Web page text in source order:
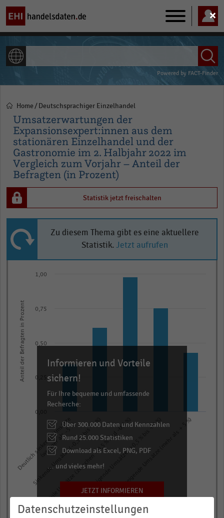
Main
navigation
Powered by FACT-Finder
Pfadnavigation
Home Deutschsprachiger Einzelhandel
Umsatzerwartungen der
Expansionsexpert:innen aus dem
stationären Einzelhandel und der
Gastronomie im 2. Halbjahr 2022 im
Vergleich zum Vorjahr – Anteil der
Befragten (in Prozent)
Statistik jetzt freischalten
Zu diesem Thema gibt es eine aktuellere
Statistik. Jetzt aufrufen
bars.
The
chart
has
displaying
categories.
categories.
The
Anteil der Befragten in Prozent
Deutlich sinkende Umsätze
(weniger als -5 %)
Sinkende Umsätze (-0,5 % bis -5 %)
Stabile Umsätze (zwischen +0,5 % und -0,5 %)
Steigende Umsätze (+0,5 % bis +5 %)
Deutlich steigende Umsätze (mehr als + 5 %)
0,00
0,25
0,50
0,75
1,00
End
Informieren und Vorteile
sichern!
Für Ihre bequeme und umfassende
Recherche:
Über 300.000 Daten und Kennzahlen
Rund 25.000 Statistiken
Download als Excel, PNG, PDF
… und vieles mehr!
JETZT INFORMIEREN
Datenschutzeinstellungen